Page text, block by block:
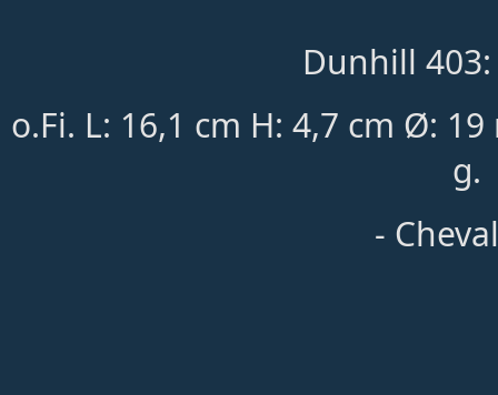
Dunhill
o.Fi. L: 16,1 cm H: 4,7 cm Ø:
g.
-